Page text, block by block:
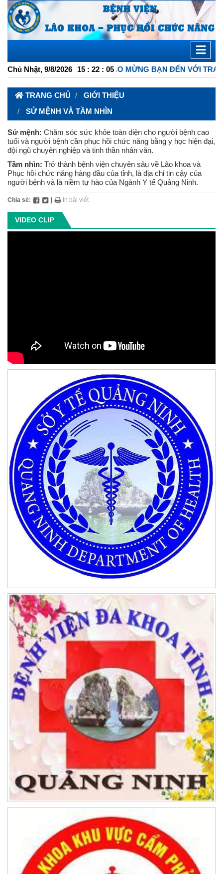
Chủ Nhật, 9/8/2026 15 : 22 : 06
CHÀO MỪNG BẠN ĐẾN VỚI TRANG
TRANG CHỦ
GIỚI THIỆU
SỨ MỆNH VÀ TẦM NHÌN
Sứ mệnh: Chăm sóc sức khỏe toàn diện cho người bệnh cao
tuổi và người bệnh cần phục hồi chức năng bằng y học hiện đại,
đội ngũ chuyên nghiệp và tinh thần nhân văn.
Tầm nhìn: Trở thành bệnh viện chuyên sâu về Lão khoa và
Phục hồi chức năng hàng đầu của tỉnh, là địa chỉ tin cậy của
người bệnh và là niềm tự hào của Ngành Y tế Quảng Ninh.
Chia sẻ: In bài viết
VIDEO CLIP